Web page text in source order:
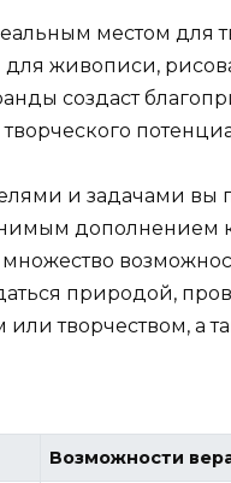
местом для
для живописи,
создаст
и задачами вы
дополнением
природой,
или творчеством, а
Возможности